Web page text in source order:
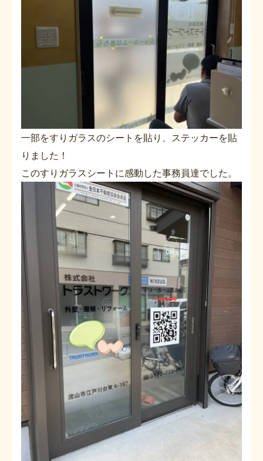
一部をすりガラスのシートを貼り、ステッカーを貼
りました！
このすりガラスシートに感動した事務員達でした。